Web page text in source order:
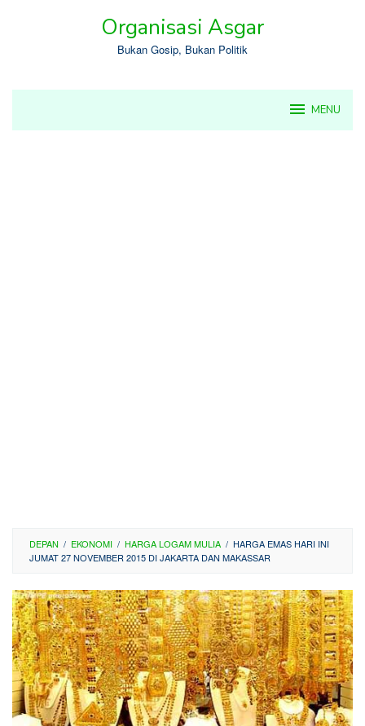
Organisasi Asgar
Bukan Gosip, Bukan Politik
MENU
DEPAN / EKONOMI / HARGA LOGAM MULIA / HARGA EMAS HARI INI
JUMAT 27 NOVEMBER 2015 DI JAKARTA DAN MAKASSAR